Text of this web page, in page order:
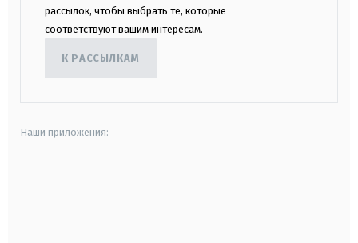
рассылок, чтобы выбрать те, которые
соответствуют вашим интересам.
К РАССЫЛКАМ
Наши приложения: